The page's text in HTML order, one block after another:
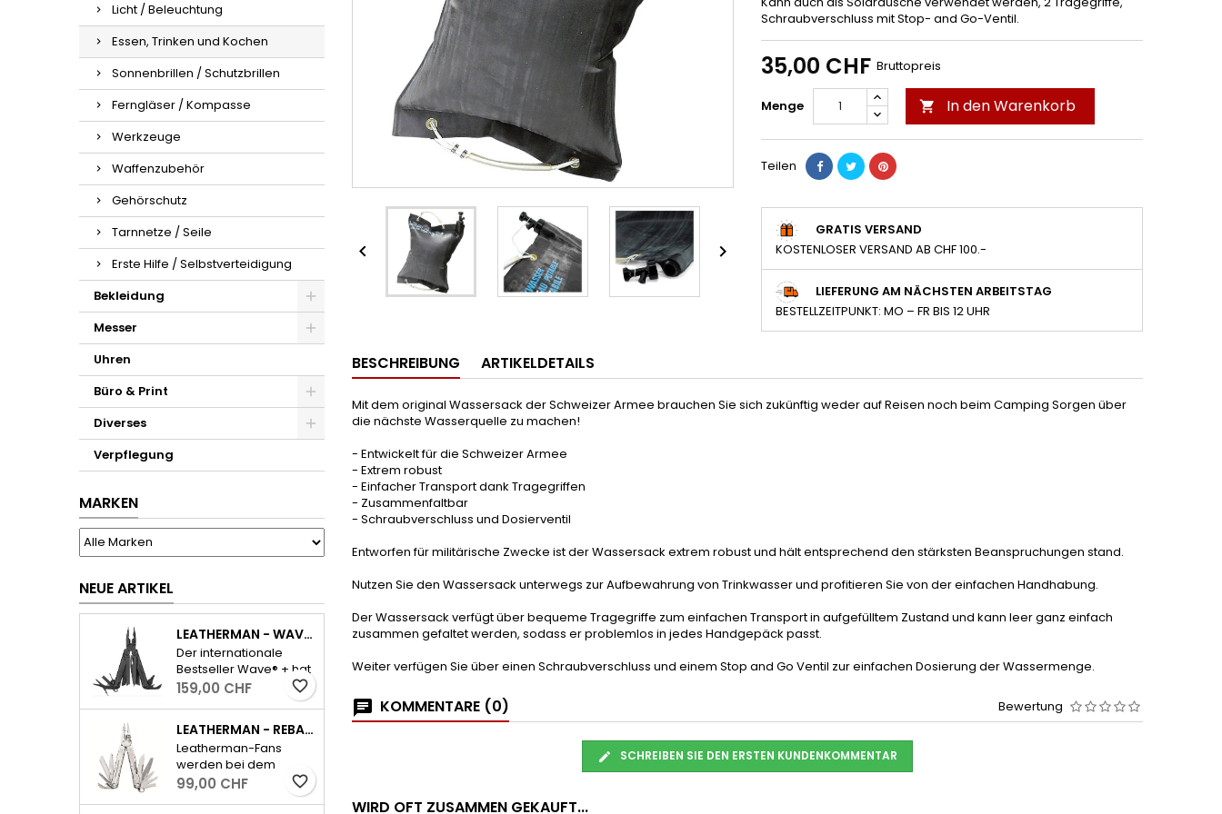
Licht / Beleuchtung
Essen, Trinken und Kochen
Sonnenbrillen / Schutzbrillen
Ferngläser / Kompasse
Werkzeuge
Waffenzubehör
Gehörschutz
Tarnnetze / Seile
Erste Hilfe / Selbstverteidigung
Bekleidung
Messer
Uhren
Büro & Print
Diverses
Verpflegung
MARKEN
NEUE ARTIKEL
LEATHERMAN - WAVE PLUS INKL. ETUI - SCHWARZ
Der internationale
Bestseller Wave® + hat
alle wichtigen Tools für
den Alltag und dazu
auswechselbaren,
widerstandsfähigen
Drahtschneider.
- Feststellbare
Werkzeuge-
159,00 CHF favorite_border
LEATHERMAN - REBAR - SILBER
Leatherman-Fans
werden bei dem
neuen Rebar sofort die
99,00 CHF favorite_border
 
Schraubverschluss mit Stop- and Go-Ventil.
35,00 CHF Bruttopreis
Menge  In den Warenkorb
Teilen
GRATIS VERSAND
KOSTENLOSER VERSAND AB CHF 100.-
LIEFERUNG AM NÄCHSTEN ARBEITSTAG
BESTELLZEITPUNKT: MO – FR BIS 12 UHR
BESCHREIBUNG ARTIKELDETAILS
Mit dem original Wassersack der Schweizer Armee brauchen Sie sich zukünftig weder auf Reisen noch beim Camping Sorgen über
die nächste Wasserquelle zu machen!
- Entwickelt für die Schweizer Armee
- Extrem robust
- Einfacher Transport dank Tragegriffen
- Zusammenfaltbar
- Schraubverschluss und Dosierventil
Entworfen für militärische Zwecke ist der Wassersack extrem robust und hält entsprechend den stärksten Beanspruchungen stand.
Nutzen Sie den Wassersack unterwegs zur Aufbewahrung von Trinkwasser und profitieren Sie von der einfachen Handhabung.
Der Wassersack verfügt über bequeme Tragegriffe zum einfachen Transport in aufgefülltem Zustand und kann leer ganz einfach
zusammen gefaltet werden, sodass er problemlos in jedes Handgepäck passt.
Weiter verfügen Sie über einen Schraubverschluss und einem Stop and Go Ventil zur einfachen Dosierung der Wassermenge.
KOMMENTARE (0) Bewertung
SCHREIBEN SIE DEN ERSTEN KUNDENKOMMENTAR
WIRD OFT ZUSAMMEN GEKAUFT...